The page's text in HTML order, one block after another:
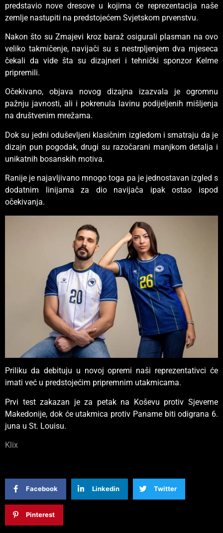
predstavio nove dresove u kojima će reprezentacija naše
zemlje nastupiti na predstojećem Svjetskom prvenstvu.
Nakon što su Zmajevi kroz baraž osigurali plasman na ovo
veliko takmičenje, navijači su s nestrpljenjem dva mjeseca
čekali da vide šta su dizajneri i tehnički sponzor Kelme
pripremili.
Očekivano, objava novog dizajna izazvala je ogromnu
pažnju javnosti, ali i pokrenula lavinu podijeljenih mišljenja
na društvenim mrežama.
Dok su jedni oduševljeni klasičnim izgledom i smatraju da je
dizajn pun pogodak, drugi su razočarani manjkom detalja i
unikatnih bosanskih motiva.
Ranije je najavljivano mnogo toga pa je jednostavan izgled s
dodatnim linijama za dio navijača ipak ostao ispod
očekivanja.
Priliku da debituju u novoj opremi naši reprezentativci će
imati već u predstojećim pripremnim utakmicama.
Prvi test zakazan je za petak na Koševu protiv Sjeverne
Makedonije, dok će utakmica protiv Paname biti odigrana 6.
juna u St. Louisu.
Klix
Facebook Linkedin Twitter
Pinterest